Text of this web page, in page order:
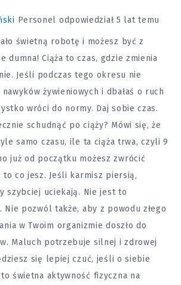
Personel odpowiedział 5 lat temu
świetną robotę i możesz być z
dumna! Ciąża to czas, gdzie zmienia
Jeśli podczas tego okresu nie
nawyków żywieniowych i dbałaś o ruch
wróci do normy. Daj sobie czas.
schudnąć po ciąży? Mówi się, że
samo czasu, ile ta ciąża trwa, czyli 9
już od początku możesz zwrócić
to co jesz. Jeśli karmisz piersią,
szybciej uciekają. Nie jest to
Nie pozwól także, aby z powodu złego
w Twoim organizmie doszło do
Maluch potrzebuje silnej i zdrowej
się lepiej czuć, jeśli o siebie
świetna aktywność fizyczna na